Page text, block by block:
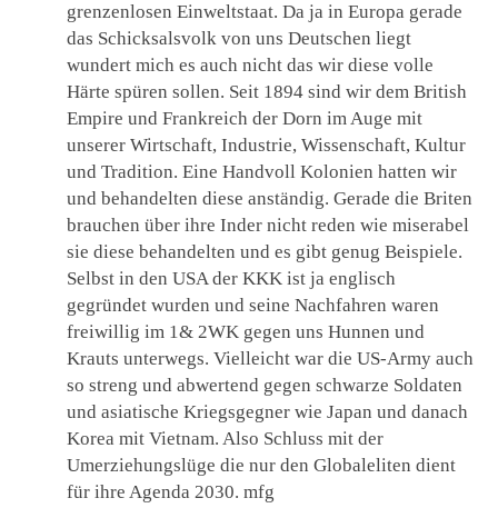
grenzenlosen Einweltstaat. Da ja in Europa gerade
das Schicksalsvolk von uns Deutschen liegt
wundert mich es auch nicht das wir diese volle
Härte spüren sollen. Seit 1894 sind wir dem British
Empire und Frankreich der Dorn im Auge mit
unserer Wirtschaft, Industrie, Wissenschaft, Kultur
und Tradition. Eine Handvoll Kolonien hatten wir
und behandelten diese anständig. Gerade die Briten
brauchen über ihre Inder nicht reden wie miserabel
sie diese behandelten und es gibt genug Beispiele.
Selbst in den USA der KKK ist ja englisch
gegründet wurden und seine Nachfahren waren
freiwillig im 1& 2WK gegen uns Hunnen und
Krauts unterwegs. Vielleicht war die US-Army auch
so streng und abwertend gegen schwarze Soldaten
und asiatische Kriegsgegner wie Japan und danach
Korea mit Vietnam. Also Schluss mit der
Umerziehungslüge die nur den Globaleliten dient
für ihre Agenda 2030. mfg